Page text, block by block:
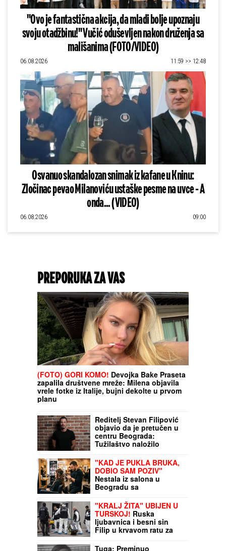
"Ovo je fantastična akcija, da mladi bolje upoznaju
svoju otadžbinu!" Vučić oduševljen nakon druženja sa
mališanima (FOTO/VIDEO)
06.08.2026 11:59 >> 12:48
Osvanuo skandalozan snimak iz kafane u Kninu:
Zločinac pevao Milanoviću ustaške pesme na uvce - A
onda... (VIDEO)
06.08.2026 09:00
PREPORUKA ZA VAS
(FOTO) GORI KOMO! Devojka Bake Praseta
zapalila društvene mreže: Milena objavila
vrele fotke iz Italije, bujni dekolte u prvom
planu
Reditelj Stevan Filipović
objavio da je pretučen u
centru Beograda:
Tužilaštvo naložilo
"KAD JE PUKLA BRUKA,
DOBIO SAM POZIV"
Nestala iz salona u
Beogradu sa
nadogradnjom, pa
usledio ŠOK OBRT:
Oglasio se frizer Aleksa
za "Blic", žena ga ojadila
za više od 1.000 evra!
"KRALJ ŽITA" UBIJEN U
TURSKOJ! Ruska
ljubavnica i besni sin
Filip u krvavom ratu za
ARSENAL ORUŽJA, ručne
Tuga: Preminuo